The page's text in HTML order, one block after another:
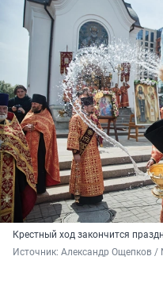
Крестный ход закончится
Источник: Александр Ощепков /